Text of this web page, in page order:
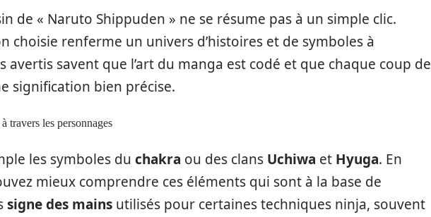
de « Naruto Shippuden » ne se résume pas à un simple clic.
choisie renferme un univers d’histoires et de symboles à
avertis savent que l’art du manga est codé et que chaque coup de
signification bien précise.
travers les personnages
les symboles du chakra ou des clans Uchiwa et Hyuga. En
mieux comprendre ces éléments qui sont à la base de
signe des mains utilisés pour certaines techniques ninja, souvent